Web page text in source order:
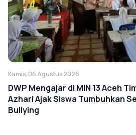
Kamis, 06 Agustus 2026
DWP Mengajar di MIN 13 Aceh
Azhari Ajak Siswa Tumbuhkan
Bullying